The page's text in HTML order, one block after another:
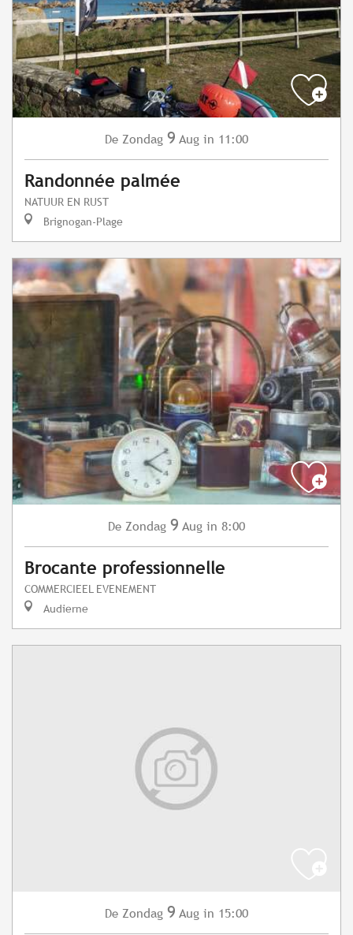
De Zondag 9 Aug in 11:00
Randonnée palmée
NATUUR EN RUST
Brignogan-Plage
De Zondag 9 Aug in 8:00
Brocante professionnelle
COMMERCIEEL EVENEMENT
Audierne
De Zondag 9 Aug in 15:00